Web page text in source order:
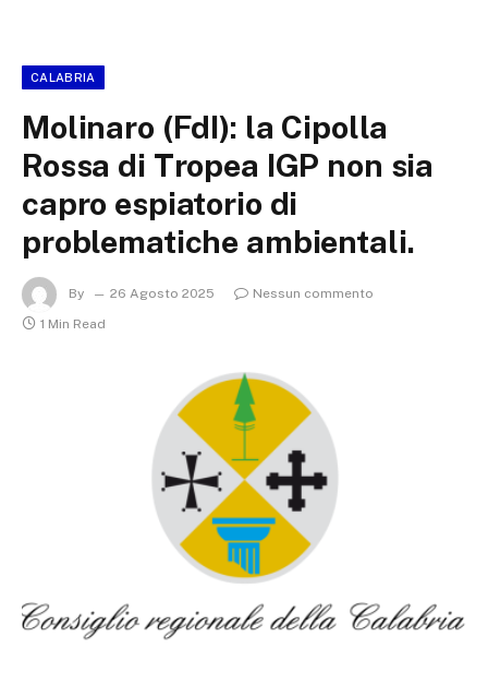
CALABRIA
Molinaro (FdI): la Cipolla
Rossa di Tropea IGP non sia
capro espiatorio di
problematiche ambientali.
By 26 Agosto 2025
Nessun commento
1 Min Read